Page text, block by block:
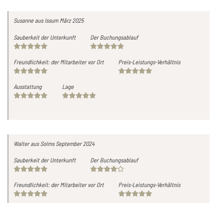
Susanneaus Issum März 2025
Sauberkeit der Unterkunft Der Buchungsablauf
Freundlichkeit: der Mitarbeiter vor Ort Preis-Leistungs-Verhältnis
Ausstattung Lage
Walteraus Solms September 2024
Sauberkeit der Unterkunft Der Buchungsablauf
Freundlichkeit: der Mitarbeiter vor Ort Preis-Leistungs-Verhältnis